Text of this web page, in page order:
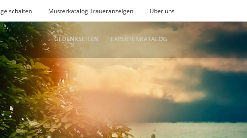
schalten Musterkatalog Traueranzeigen Über uns
GEDENKSEITEN EXPERTENKATALOG